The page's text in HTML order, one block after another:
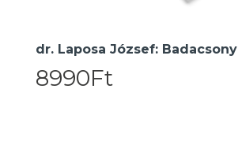
dr. Laposa József: Badacsony
8990Ft